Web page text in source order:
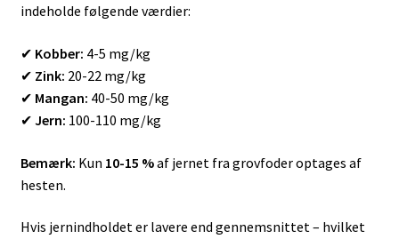
indeholde følgende værdier:
✔ Kobber: 4-5 mg/kg
✔ Zink: 20-22 mg/kg
✔ Mangan: 40-50 mg/kg
✔ Jern: 100-110 mg/kg
Bemærk: Kun 10-15 %af jernet fra grovfoder optages af
hesten.
Hvis jernindholdet er lavere end gennemsnittet – hvilket